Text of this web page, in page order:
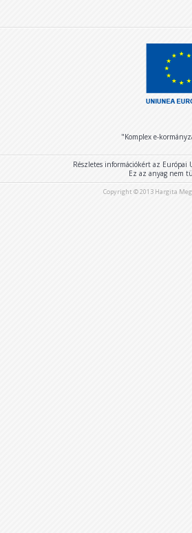
"Komplex e-
Részletes információkért az
Ez az anyag nem
Copyright © 2013 Hargita